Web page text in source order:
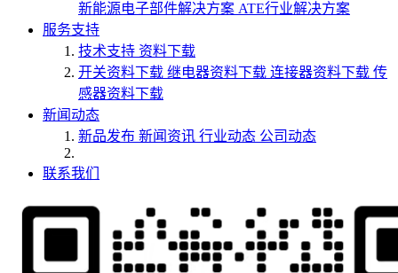
新能源电子部件解决方案 ATE行业解决方案
服务支持
技术支持 资料下载
开关资料下载 继电器资料下载 连接器资料下载 传
感器资料下载
新闻动态
新品发布 新闻资讯 行业动态 公司动态
联系我们